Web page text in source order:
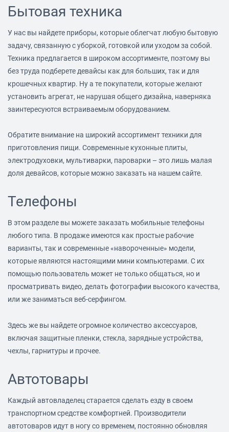
Бытовая техника
У нас вы найдете приборы, которые облегчат любую бытовую
задачу, связанную с уборкой, готовкой или уходом за собой.
Техника предлагается в широком ассортименте, поэтому вы
без труда подберете девайсы как для больших, так и для
крошечных квартир. Ну а те покупатели, которые желают
установить агрегат, не нарушая общего дизайна, наверняка
заинтересуются встраиваемым оборудованием.
Обратите внимание на широкий ассортимент техники для
приготовления пищи. Современные кухонные плиты,
электродуховки, мультиварки, пароварки – это лишь малая
доля девайсов, которые можно заказать на нашем сайте.
Телефоны
В этом разделе вы можете заказать мобильные телефоны
любого типа. В продаже имеются как простые рабочие
варианты, так и современные «навороченные» модели,
которые являются настоящими мини компьютерами. С их
помощью пользователь может не только общаться, но и
просматривать видео, делать фотографии высокого качества,
или же заниматься веб-серфингом.
Здесь же вы найдете огромное количество аксессуаров,
включая защитные пленки, стекла, зарядные устройства,
чехлы, гарнитуры и прочее.
Автотовары
Каждый автовладелец старается сделать езду в своем
транспортном средстве комфортней. Производители
автотоваров идут в ногу со временем, постоянно обновляя